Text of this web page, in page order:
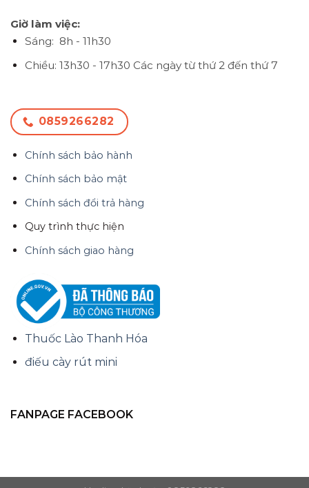
Giờ làm việc:
Sáng: 8h - 11h30
Chiều: 13h30 - 17h30 Các ngày từ thứ 2 đến thứ 7
0859266282
Chính sách bảo hành
Chính sách bảo mật
Chính sách đổi trả hàng
Quy trình thực hiện
Chính sách giao hàng
Thuốc Lào Thanh Hóa
điếu cày rút mini
FANPAGE FACEBOOK